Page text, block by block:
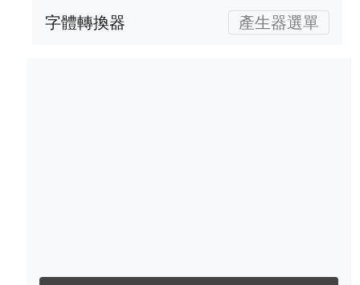
字體轉換器 產生器選單